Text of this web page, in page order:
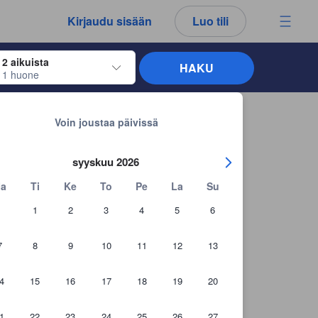
Kirjaudu sisään Luo tili
2 aikuista
1 huone
siirtyäksesi haluamiesi sisään- ja uloskirjautumispäivien
Voin joustaa päivissä
syyskuu 2026
Ti Ke To Pe La Su
1 2 3 4 5 6
8 9 10 11 12 13
15 16 17 18 19 20
HAKU
+18 asiakaskuvaa
arvostelut ja kommentit ovat aina aitoja.